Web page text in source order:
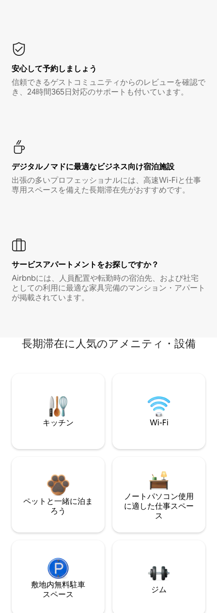
安心して予約しましょう
信頼できるゲストコミュニティからのレビューを確認で
き、24時間365日対応のサポートも付いています。
デジタルノマド⁠に最⁠適⁠なビ⁠ジ⁠ネ⁠ス⁠向⁠け宿⁠泊⁠施⁠設
出張の多いプロフェッショナルには、高速Wi-Fiと仕事
専用スペースを備えた長期滞在先がおすすめです。
サービスアパートメントをお探しですか？
Airbnbには、人員配置や転勤時の宿泊先、および社宅
としての利用に最適な家具完備のマンション・アパート
が掲載されています。
長期滞在に人気のアメニティ・設備
キッチン Wi-Fi
ペットと一緒に泊ま
ろう
ノートパソコン使用
に適した仕事スペー
ス
敷地内無料駐⁠車
ス⁠ペ⁠ー⁠ス
ジム